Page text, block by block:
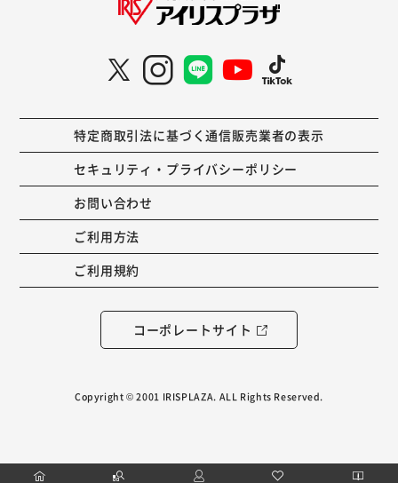
特定商取引法に基づく通信販売業者の表示
セキュリティ・プライバシーポリシー
お問い合わせ
ご利用方法
ご利用規約
コーポレートサイト
Copyright © 2001 IRISPLAZA. ALL Rights Reserved.